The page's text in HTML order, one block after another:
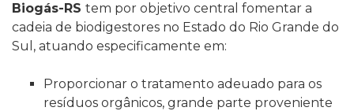
Biogás-RS tem por objetivo central fomentar a
cadeia de biodigestores no Estado do Rio Grande do
Sul, atuando especificamente em:
Proporcionar o tratamento adeuado para os
resíduos orgânicos, grande parte proveniente